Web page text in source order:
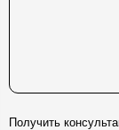
Получить